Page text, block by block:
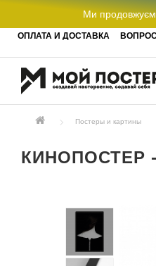
Ми
ОПЛАТА И ДОСТАВКА
Постеры и картины
КИНОПОСТЕР